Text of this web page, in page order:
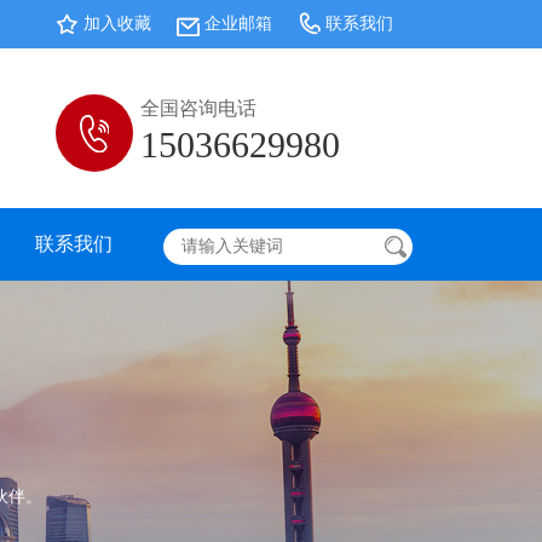
加入收藏 企业邮箱 联系我们
全国咨询电话
15036629980
联系我们
。